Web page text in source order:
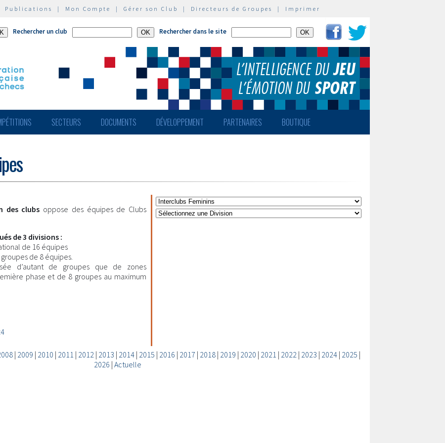
Publications | Mon Compte | Gérer son Club | Directeurs de Groupes | Imprimer
Rechercher un club Rechercher dans le site
SECTEURS DOCUMENTS DÉVELOPPEMENT PARTENAIRES BOUTIQUE
des clubs oppose des équipes de Clubs
de 3 divisions :
de 16 équipes
de 8 équipes.
d’autant de groupes que de zones
phase et de 8 groupes au maximum
| 2009 | 2010 | 2011 | 2012| 2013 | 2014| 2015 | 2016 | 2017 | 2018| 2019 | 2020 | 2021 | 2022| 2023 | 2024| 2025 |
2026 | Actuelle